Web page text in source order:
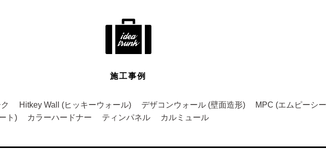
施工事例
Hitkey Wall (ヒッキーウォール) デザコンウォール (壁面造形)
MPC (エムピーシ
ト)
カラーハードナー ティンパネル カルミュール